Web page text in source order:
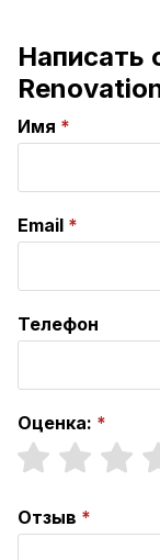
Написать
Имя
Email
Телефон
Оценка:
Отзыв